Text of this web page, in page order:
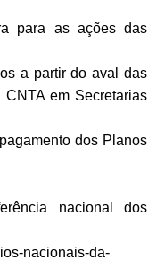
para as ações das
a partir do aval das
em Secretarias
dos Planos
nacional dos
nacionais-da-